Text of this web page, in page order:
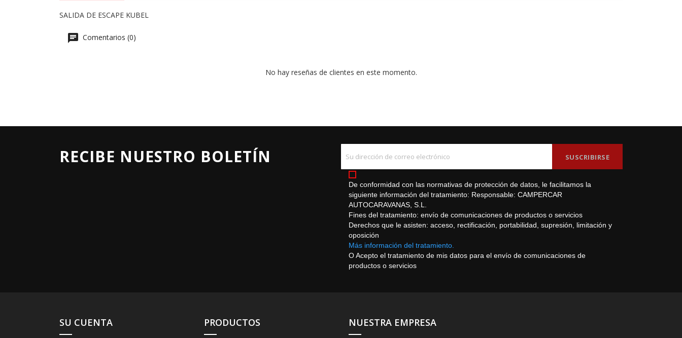
SALIDA DE ESCAPE KUBEL
Comentarios (0)
No hay reseñas de clientes en este momento.
RECIBE NUESTRO BOLETÍN
De conformidad con las normativas de protección de datos, le facilitamos la
siguiente información del tratamiento: Responsable: CAMPERCAR
AUTOCARAVANAS, S.L.
Fines del tratamiento: envío de comunicaciones de productos o servicios
Derechos que le asisten: acceso, rectificación, portabilidad, supresión, limitación y
oposición
Más información del tratamiento.
O Acepto el tratamiento de mis datos para el envío de comunicaciones de
productos o servicios
SU CUENTA PRODUCTOS NUESTRA EMPRESA